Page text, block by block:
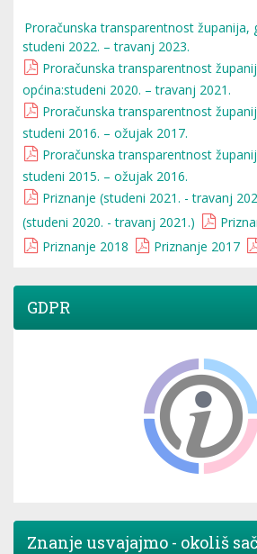
Proračunska transparentnost županija,
studeni 2022. – travanj 2023.
Proračunska transparentnost
općina:studeni 2020. – travanj 2021.
Proračunska transparentnost
studeni 2016. – ožujak 2017.
Proračunska transparentnost
studeni 2015. – ožujak 2016.
Priznanje (studeni 2021. - travanj
(studeni 2020. - travanj 2021.)
Priznanje 2018
Priznanje 2017
GDPR
Znanje usvajajmo - okoliš